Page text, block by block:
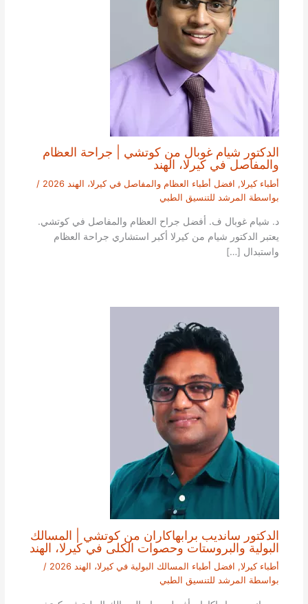
الدكتور شيام غوبال من كوتشي | جراحة العظام
والمفاصل في كيرلا، الهند
أطباء كيرلا, افضل أطباء العظام والمفاصل في كيرلا، الهند 2026
/
بواسطة المرشد للتنسيق الطبي
د. شيام غوبال ف. أفضل جراح العظام والمفاصل في كوتشي.
يعتبر الدكتور شيام من كيرلا أكبر استشاري جراحة العظام
واستبدال […]
الدكتور سانديب برابهاكاران من كوتشي | المسالك
البولية والبروستات وحصوات الكلى في كيرلا، الهند
أطباء كيرلا, افضل أطباء المسالك البولية في كيرلا، الهند 2026
/
بواسطة المرشد للتنسيق الطبي